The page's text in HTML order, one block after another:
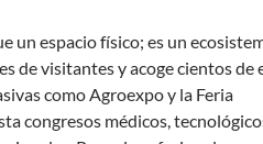
un espacio físico; es un
de visitantes y acoge cientos de
como Agroexpo y la Feria
congresos médicos,